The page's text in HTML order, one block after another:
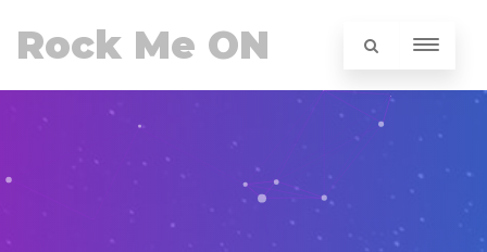
Rock Me ON